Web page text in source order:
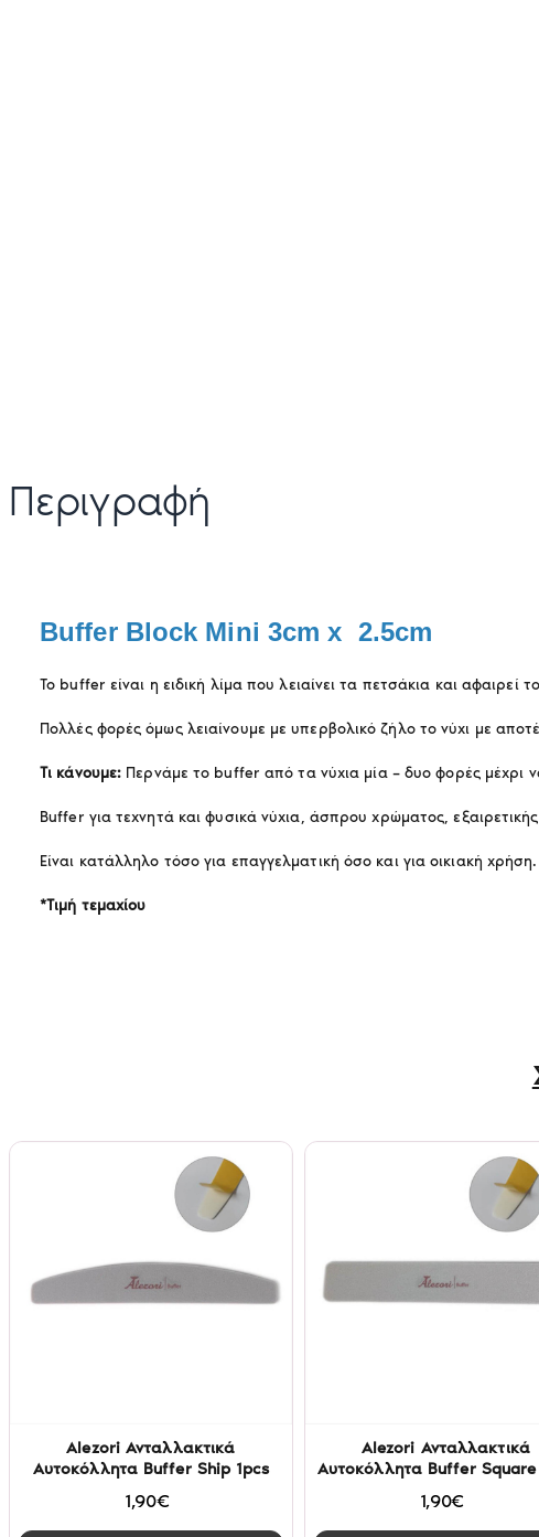
Περιγραφή
Buffer Block Mini 3cm x 2.5cm
Το buffer είναι η ειδική λίμα που λειαίνει τα πετσάκια και αφαιρεί
Πολλές φορές όμως λειαίνουμε με υπερβολικό ζήλο το νύχι με
Τι κάνουμε: Περνάμε το buffer από τα νύχια μία – δυο φορές μέχρι
Buffer για τεχνητά και φυσικά νύχια, άσπρου χρώματος,
Είναι κατάλληλο τόσο για επαγγελματική όσο και για οικιακή χρήση.
*Τιμή τεμαχίου
Alezori Ανταλλακτικά
Αυτοκόλλητα Buffer Ship 1pcs
1,90€
Alezori Ανταλλακτικά
Αυτοκόλλητα Buffer Square
1,90€